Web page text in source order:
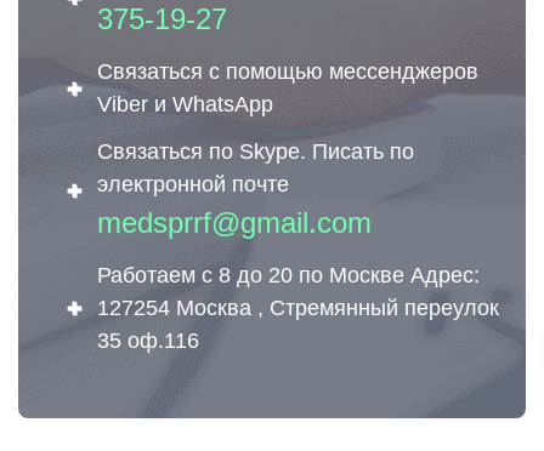
375-19-27
Связаться с помощью мессенджеров
Viber и WhatsApp
Связаться по Skype. Писать по
электронной почте
medsprrf@gmail.com
Работаем с 8 до 20 по Москве Адрес:
127254 Москва , Стремянный переулок
35 оф.116